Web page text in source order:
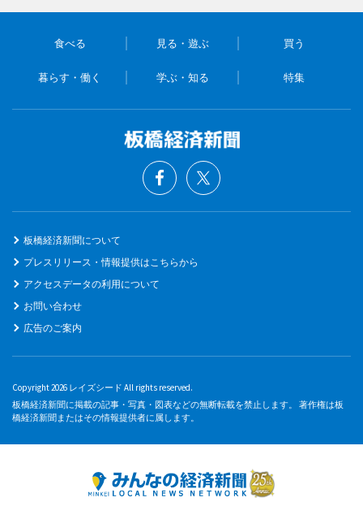
食べる 見る・遊ぶ 買う
暮らす・働く 学ぶ・知る 特集
板橋経済新聞について
プレスリリース・情報提供はこちらから
アクセスデータの利用について
お問い合わせ
広告のご案内
Copyright 2026 レイズシード All rights reserved.
板橋経済新聞に掲載の記事・写真・図表などの無断転載を禁止します。 著作権は板
橋経済新聞またはその情報提供者に属します。